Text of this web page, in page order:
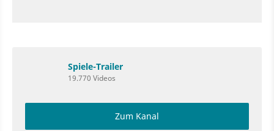
Spiele-Trailer
19.770 Videos
Zum Kanal